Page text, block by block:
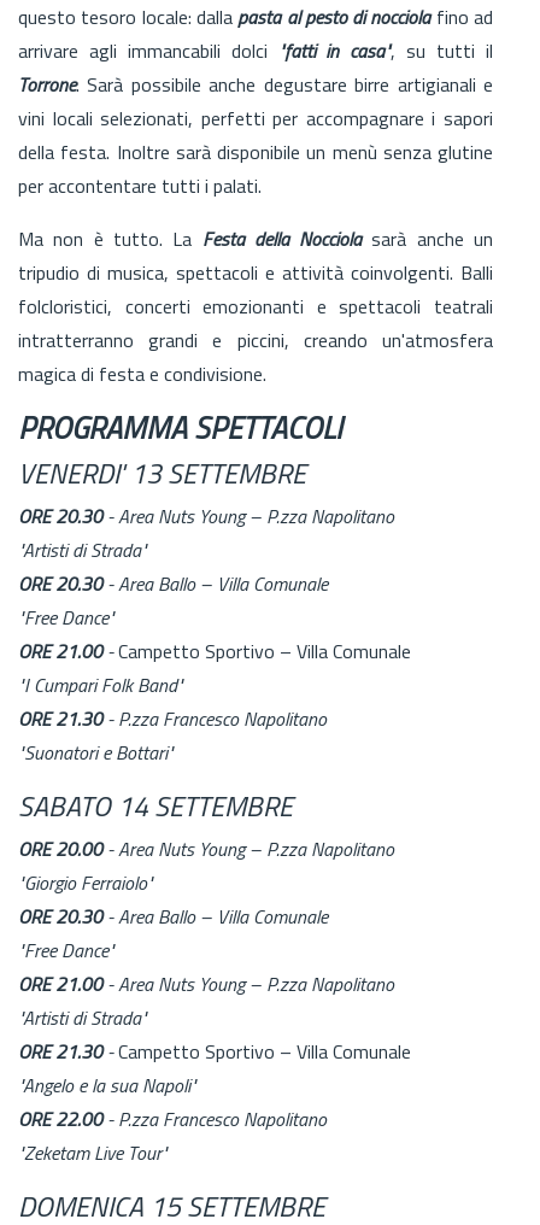
questo tesoro locale: dallapasta al pesto di nocciolafino ad
arrivare agli immancabili dolci "fatti in casa", su tutti il
Torrone. Sarà possibile anche degustare birre artigianali e
vini locali selezionati, perfetti per accompagnare i sapori
della festa. Inoltre sarà disponibile un menù senza glutine
per accontentare tutti i palati.
Ma non è tutto. La Festa della Nocciolasarà anche un
tripudio di musica, spettacoli e attività coinvolgenti. Balli
folcloristici, concerti emozionanti e spettacoli teatrali
intratterranno grandi e piccini, creando un'atmosfera
magica di festa e condivisione.
PROGRAMMA SPETTACOLI
VENERDI' 13 SETTEMBRE
ORE 20.30- Area Nuts Young – P.zza Napolitano
"Artisti di Strada"
ORE 20.30- Area Ballo – Villa Comunale
"Free Dance"
ORE 21.00-Campetto Sportivo – Villa Comunale
"I Cumpari Folk Band"
ORE 21.30- P.zza Francesco Napolitano
"Suonatori e Bottari"
SABATO 14 SETTEMBRE
ORE 20.00- Area Nuts Young – P.zza Napolitano
"Giorgio Ferraiolo"
ORE 20.30- Area Ballo – Villa Comunale
"Free Dance"
ORE 21.00- Area Nuts Young – P.zza Napolitano
"Artisti di Strada"
ORE 21.30-Campetto Sportivo – Villa Comunale
"Angelo e la sua Napoli"
ORE 22.00- P.zza Francesco Napolitano
"Zeketam Live Tour"
DOMENICA 15 SETTEMBRE